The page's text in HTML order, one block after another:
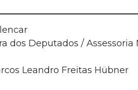
dos Deputados /
Leandro Freitas Hübner